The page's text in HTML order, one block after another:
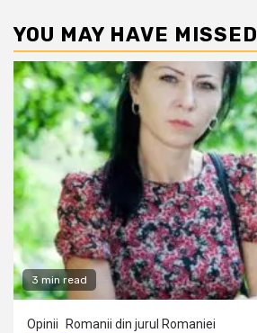
YOU MAY HAVE MISSED
3 min read
Opinii Romanii din jurul Romaniei